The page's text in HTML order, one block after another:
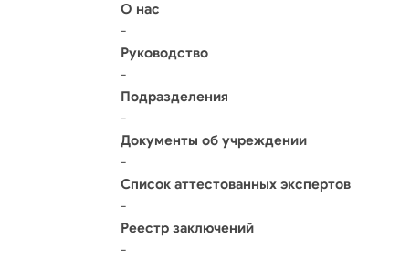
О нас
-
Руководство
-
Подразделения
-
Документы об учреждении
-
Список аттестованных экспертов
-
Реестр заключений
-